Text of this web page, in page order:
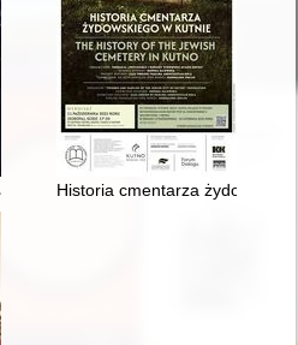
historia Zbigniewa Plewy i
Historia cmentarza